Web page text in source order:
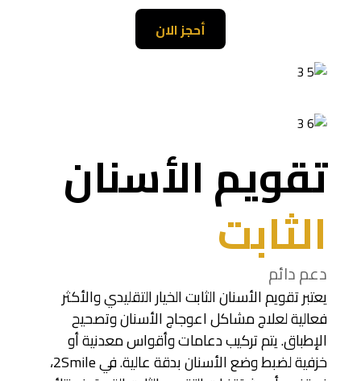
أحجز الان
تقويم الأسنان
الثابت
دعم دائم
يعتبر تقويم الأسنان الثابت الخيار التقليدي والأكثر
فعالية لعلاج مشاكل اعوجاج الأسنان وتصحيح
الإطباق. يتم تركيب دعامات وأقواس معدنية أو
خزفية لضبط وضع الأسنان بدقة عالية. في 2Smile،